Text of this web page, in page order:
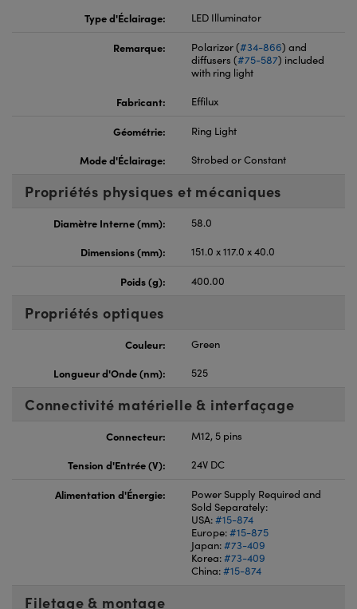
Type d'Éclairage:
LED Illuminator
Remarque: Polarizer (#34-866) and
diffusers (#75-587) included
with ring light
Fabricant:
Effilux
Géométrie:
Ring Light
Mode d'Éclairage:
Strobed or Constant
Propriétés physiques et mécaniques
Diamètre Interne (mm):
58.0
Dimensions (mm):
151.0 x 117.0 x 40.0
Poids (g): 400.00
Propriétés optiques
Couleur:
Green
Longueur d'Onde (nm):
525
Connectivité matérielle & interfaçage
Connecteur:
M12, 5 pins
Tension d'Entrée (V):
24V DC
Alimentation d'Énergie:
Power Supply Required and
Sold Separately:
USA:#15-874
Europe:#15-875
Japan:#73-409
Korea:#73-409
China:#15-874
Filetage & montage